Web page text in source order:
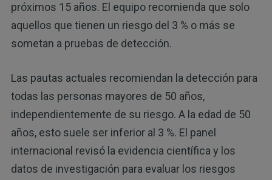
próximos 15 años. El equipo recomienda que solo
aquellos que tienen un riesgo del 3 % o más se
sometan a pruebas de detección.
Las pautas actuales recomiendan la detección para
todas las personas mayores de 50 años,
independientemente de su riesgo. A la edad de 50
años, esto suele ser inferior al 3 %. El panel
internacional revisó la evidencia científica y los
datos de investigación para evaluar los riesgos